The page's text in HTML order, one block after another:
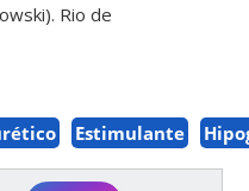
). Rio de
Estimulante